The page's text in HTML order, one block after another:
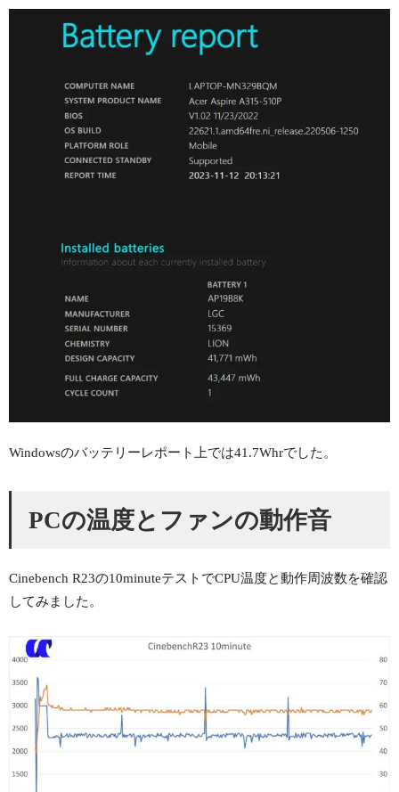
Windowsのバッテリーレポート上では41.7Whrでした。
PCの温度とファンの動作音
Cinebench R23の10minuteテストでCPU温度と動作周波数を確認
してみました。